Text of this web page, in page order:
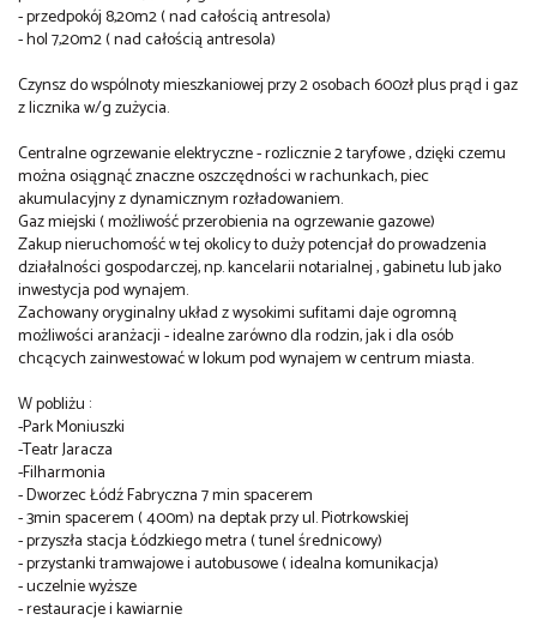
- przedpokój 8,20m2 ( nad całością antresola)
- hol 7,20m2 ( nad całością antresola)
Czynsz do wspólnoty mieszkaniowej przy 2 osobach 600zł plus prąd i gaz
z licznika w/g zużycia.
Centralne ogrzewanie elektryczne - rozlicznie 2 taryfowe , dzięki czemu
można osiągnąć znaczne oszczędności w rachunkach, piec
akumulacyjny z dynamicznym rozładowaniem.
Gaz miejski ( możliwość przerobienia na ogrzewanie gazowe)
Zakup nieruchomość w tej okolicy to duży potencjał do prowadzenia
działalności gospodarczej, np. kancelarii notarialnej , gabinetu lub jako
inwestycja pod wynajem.
Zachowany oryginalny układ z wysokimi sufitami daje ogromną
możliwości aranżacji - idealne zarówno dla rodzin, jak i dla osób
chcących zainwestować w lokum pod wynajem w centrum miasta.
W pobliżu :
-Park Moniuszki
-Teatr Jaracza
-Filharmonia
- Dworzec Łódź Fabryczna 7 min spacerem
- 3min spacerem ( 400m) na deptak przy ul. Piotrkowskiej
- przyszła stacja Łódzkiego metra ( tunel średnicowy)
- przystanki tramwajowe i autobusowe ( idealna komunikacja)
- uczelnie wyższe
- restauracje i kawiarnie